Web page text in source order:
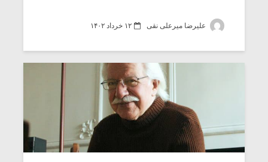
علیرضا میرعلی نقی ۱۲ خرداد ۱۴۰۲